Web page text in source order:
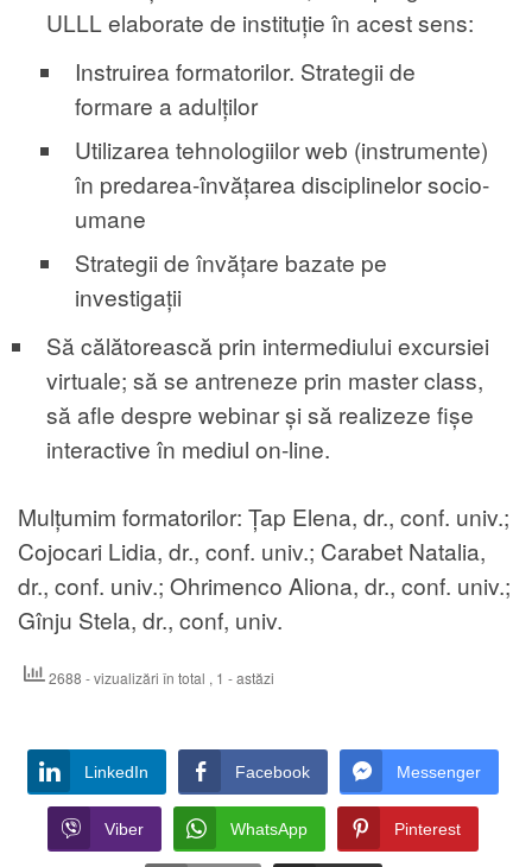
ULLL elaborate de instituție în acest sens:
Instruirea formatorilor. Strategii de
formare a adulților
Utilizarea tehnologiilor web (instrumente)
în predarea-învățarea disciplinelor socio-
umane
Strategii de învățare bazate pe
investigații
Să călătorească prin intermediului excursiei
virtuale; să se antreneze prin master class,
să afle despre webinar și să realizeze fișe
interactive în mediul on-line.
Mulțumim formatorilor: Țap Elena, dr., conf. univ.;
Cojocari Lidia, dr., conf. univ.; Carabet Natalia,
dr., conf. univ.; Ohrimenco Aliona, dr., conf. univ.;
Gînju Stela, dr., conf, univ.
2688 - vizualizări în total , 1 - astăzi
LinkedIn Facebook Messenger
Viber WhatsApp Pinterest